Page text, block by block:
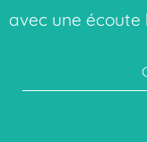
avec une écoute